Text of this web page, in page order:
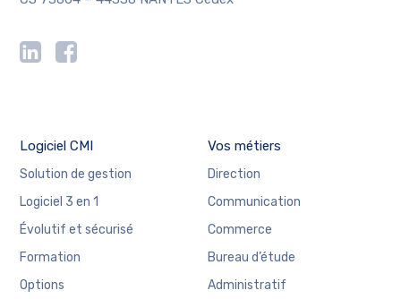
Logiciel CMI
Solution de gestion
Logiciel 3 en 1
Évolutif et sécurisé
Formation
Options
Vos métiers
Direction
Communication
Commerce
Bureau d’étude
Administratif